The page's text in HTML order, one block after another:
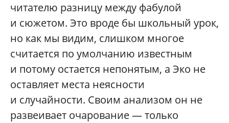
читателю разницу между фабулой
и сюжетом. Это вроде бы школьный урок,
но как мы видим, слишком многое
считается по умолчанию известным
и потому остается непонятым, а Эко не
оставляет места неясности
и случайности. Своим анализом он не
развеивает очарование — только